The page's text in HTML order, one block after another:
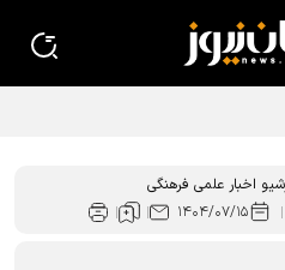
اخبار علمی فرهنگی
۱۴۰۴/۰۷/۱۵